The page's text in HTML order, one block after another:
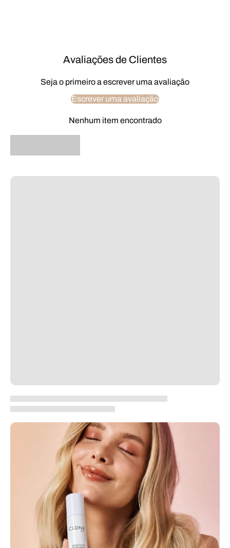
Avaliações de Clientes
Seja o primeiro a escrever uma avaliação
Escrever uma avaliação
Nenhum item encontrado